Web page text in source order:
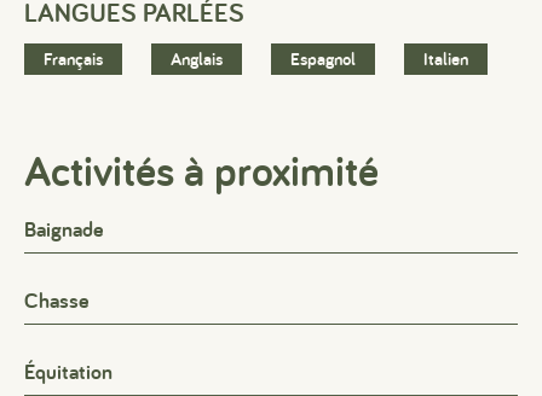
LANGUES PARLÉES
Français Anglais Espagnol Italien
Activités à proximité
Baignade
Chasse
Équitation